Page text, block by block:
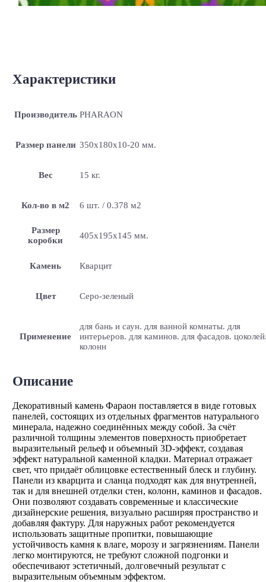
Характеристики
Производитель PHARAON
Размер панели 350x180x10-20 мм.
Вес 15 кг.
Кол-во в м2 6 шт. / 0.378 м2
Размер
коробки
405х195х145 мм.
Камень Кварцит
Цвет Серо-зеленый
Применение
для бань и саун. для ванной комнаты. для
интерьеров. для каминов. для фасадов.
колонн
Описание
Декоративный камень Фараон поставляется в виде готовых
панелей, состоящих из отдельных фрагментов натурального
минерала, надежно соединённых между собой. За счёт
различной толщины элементов поверхность приобретает
выразительный рельеф и объемный 3D-эффект, создавая
эффект натуральной каменной кладки. Материал отражает
свет, что придаёт облицовке естественный блеск и глубину.
Панели из кварцита и сланца подходят как для внутренней,
так и для внешней отделки стен, колонн, каминов и фасадов.
Они позволяют создавать современные и классические
дизайнерские решения, визуально расширяя пространство и
добавляя фактуру. Для наружных работ рекомендуется
использовать защитные пропитки, повышающие
устойчивость камня к влаге, морозу и загрязнениям. Панели
легко монтируются, не требуют сложной подгонки и
обеспечивают эстетичный, долговечный результат с
выразительным объемным эффектом.